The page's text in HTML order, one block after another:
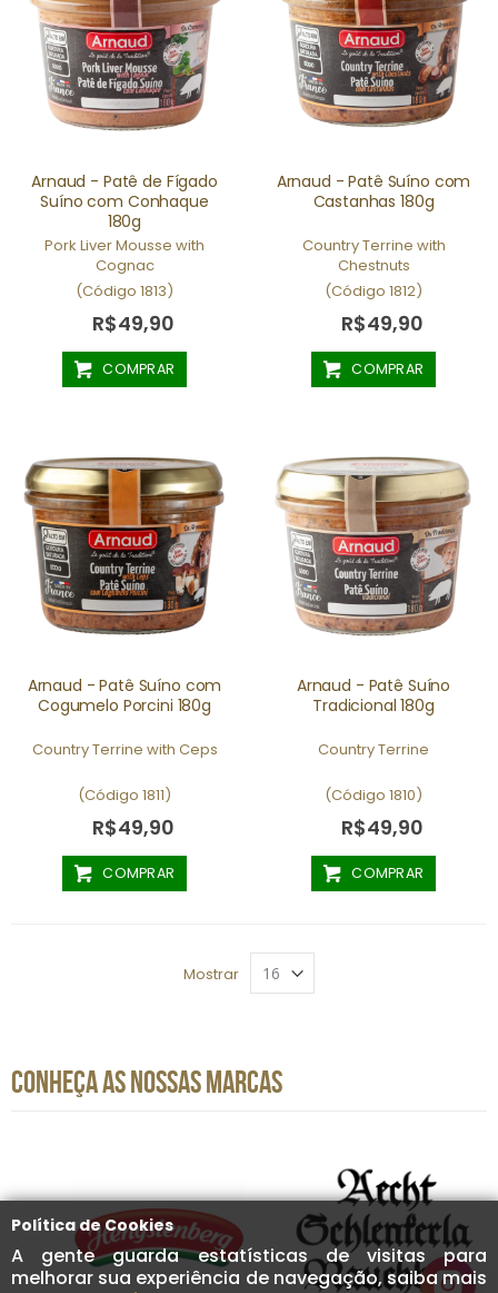
Política de Cookies
A gente guarda estatísticas de visitas para
melhorar sua experiência de navegação, saiba mais
Arnaud - Patê de Fígado
Suíno com Conhaque
180g
Pork Liver Mousse with
Cognac
(Código 1813)
R$49,90
COMPRAR
Arnaud - Patê Suíno com
Castanhas 180g
Country Terrine with
Chestnuts
(Código 1812)
R$49,90
COMPRAR
Arnaud - Patê Suíno com
Cogumelo Porcini 180g
Country Terrine with Ceps
(Código 1811)
R$49,90
COMPRAR
Arnaud - Patê Suíno
Tradicional 180g
Country Terrine
(Código 1810)
R$49,90
COMPRAR
Mostrar
CONHEÇA AS NOSSAS MARCAS